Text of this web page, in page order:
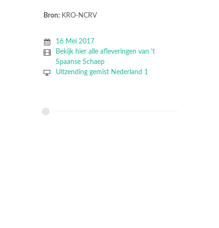
Bron: KRO-NCRV
16 Mei 2017
Bekijk hier alle afleveringen van 't
Spaanse Schaep
Uitzending gemist Nederland 1